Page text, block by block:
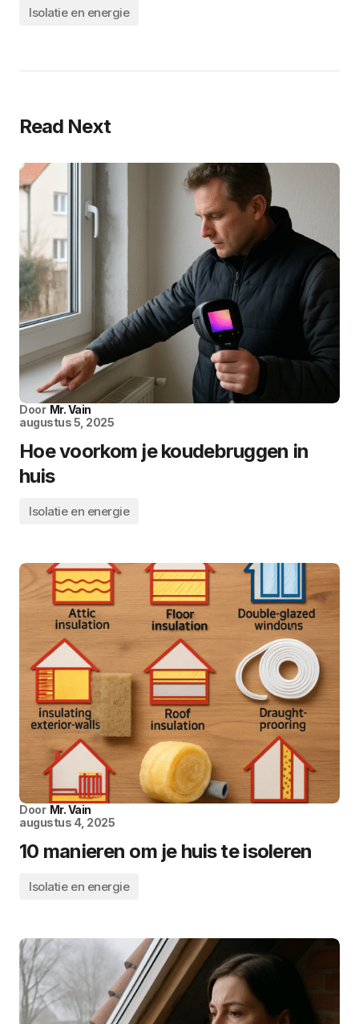
Isolatie en energie
Read Next
Door Mr. Vain
augustus 5, 2025
Hoe voorkom je koudebruggen in
huis
Isolatie en energie
Door Mr. Vain
augustus 4, 2025
10 manieren om je huis te isoleren
Isolatie en energie